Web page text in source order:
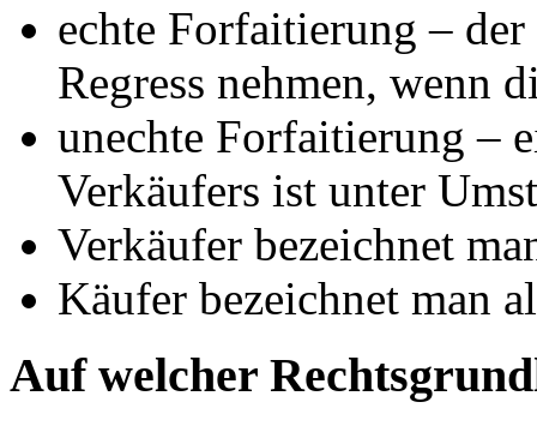
echte Forfaitierung –
Regress nehmen, wenn
unechte Forfaitierung –
Verkäufers ist unter
Verkäufer bezeichnet
Käufer bezeichnet man
Auf welcher